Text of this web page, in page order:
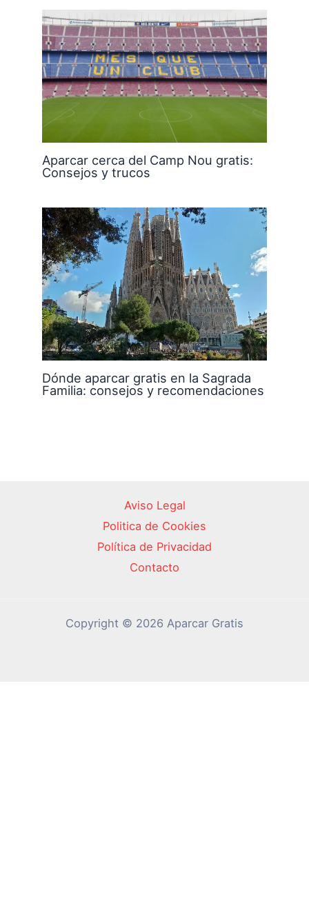
Aparcar cerca del Camp Nou gratis:
Consejos y trucos
Dónde aparcar gratis en la Sagrada
Familia: consejos y recomendaciones
Aviso Legal
Politica de Cookies
Política de Privacidad
Contacto
Copyright © 2026 Aparcar Gratis